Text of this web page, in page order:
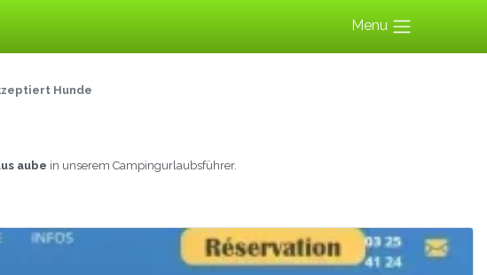
Menu
Hunde
aube in unserem Campingurlaubsführer.